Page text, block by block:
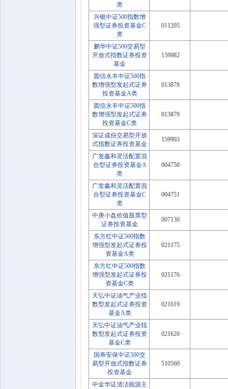
类
兴银中证500指数增
强型证券投资基金C
类
011205
鹏华中证500交易型
开放式指数证券投资
基金
159982
圆信永丰中证500指
数增强型发起式证券
投资基金A类
013878
圆信永丰中证500指
数增强型发起式证券
投资基金C类
013879
深证成份交易型开放
式指数证券投资基金
159903
广发鑫和灵活配置混
合型证券投资基金A
类
004750
广发鑫和灵活配置混
合型证券投资基金C
类
004751
中庚小盘价值股票型
证券投资基金
007130
东方红中证500指数
增强型发起式证券投
资基金A类
021175
东方红中证500指数
增强型发起式证券投
资基金C类
021176
天弘中证油气产业指
数型发起式证券投资
基金A类
021619
天弘中证油气产业指
数型发起式证券投资
基金C类
021620
国寿安保中证500交
易型开放式指数证券
投资基金
510560
中金华证清洁能源主